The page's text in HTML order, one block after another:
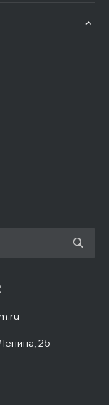
25